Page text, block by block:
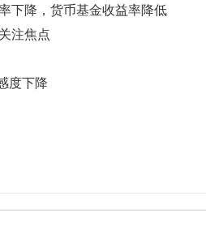
下降，货币基金收益率降低
注焦点
度下降